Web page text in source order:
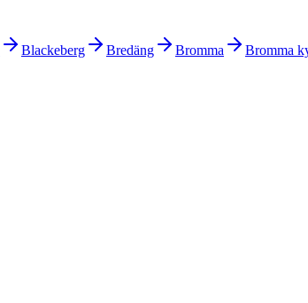
Blackeberg Bredäng Bromma Bromma